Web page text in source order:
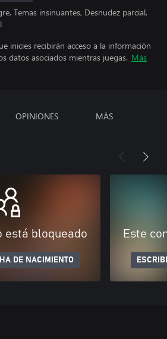
Temas insinuantes, Desnudez parcial,
inicies recibirán acceso a la información
datos asociados mientras juegas. Más
OPINIONES MÁS
está bloqueado
DE NACIMIENTO
Este